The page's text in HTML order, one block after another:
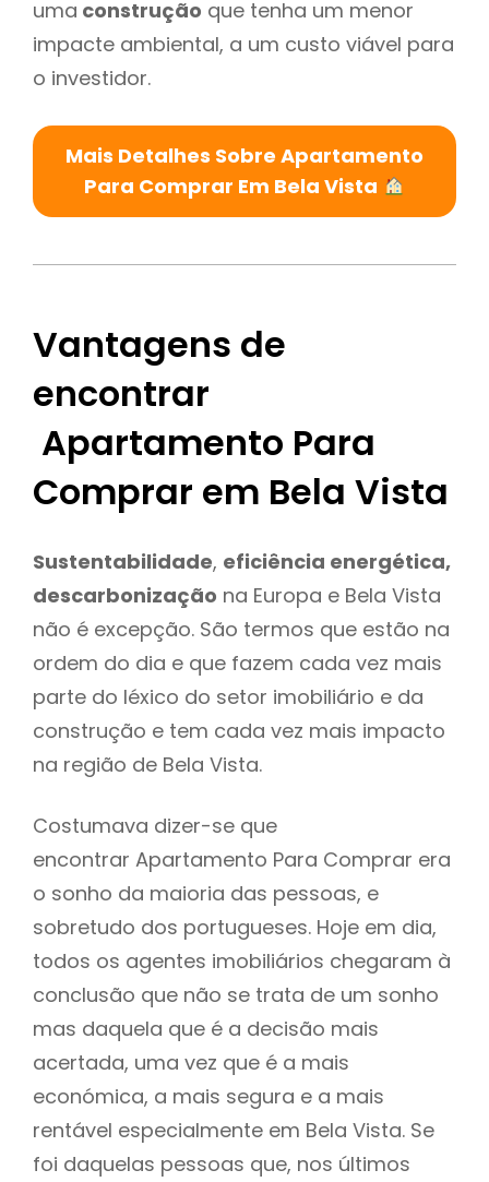
uma construção que tenha um menor
impacte ambiental, a um custo viável para
o investidor.
Mais Detalhes Sobre Apartamento
Para Comprar Em Bela Vista
Vantagens de
encontrar
Apartamento Para
Comprar em Bela Vista
Sustentabilidade, eficiência energética,
descarbonização na Europa e Bela Vista
não é excepção. São termos que estão na
ordem do dia e que fazem cada vez mais
parte do léxico do setor imobiliário e da
construção e tem cada vez mais impacto
na região de Bela Vista.
Costumava dizer-se que
encontrar Apartamento Para Comprar era
o sonho da maioria das pessoas, e
sobretudo dos portugueses. Hoje em dia,
todos os agentes imobiliários chegaram à
conclusão que não se trata de um sonho
mas daquela que é a decisão mais
acertada, uma vez que é a mais
económica, a mais segura e a mais
rentável especialmente em Bela Vista. Se
foi daquelas pessoas que, nos últimos